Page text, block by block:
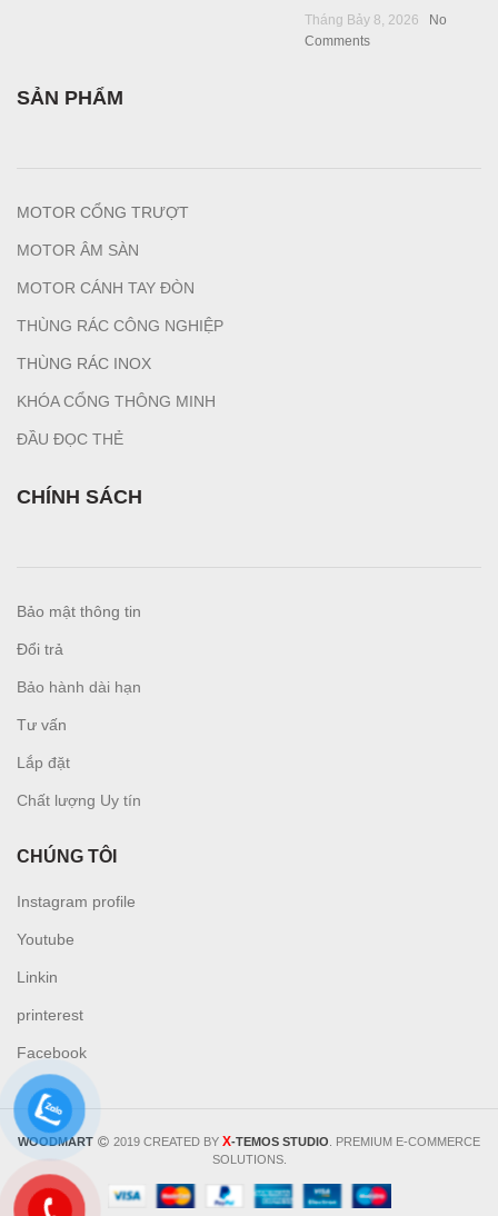
Tháng Bảy 8, 2026
No
Comments
SẢN PHẨM
MOTOR CỔNG TRƯỢT
MOTOR ÂM SÀN
MOTOR CÁNH TAY ĐÒN
THÙNG RÁC CÔNG NGHIỆP
THÙNG RÁC INOX
KHÓA CỔNG THÔNG MINH
ĐẦU ĐỌC THẺ
CHÍNH SÁCH
Bảo mật thông tin
Đổi trả
Bảo hành dài hạn
Tư vấn
L ắp đặt
Chất lượng Uy tín
CHÚNG TÔI
Instagram profile
Youtube
Linkin
printerest
Facebook
WOODMART 2019 CREATED BY X-TEMOS STUDIO . PREMIUM E-COMMERCE
SOLUTIONS.